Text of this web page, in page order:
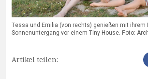
Tessa und Emilia (von rechts) genießen mit ihrem
Sonnenuntergang vor einem Tiny House. Foto:
Artikel teilen: